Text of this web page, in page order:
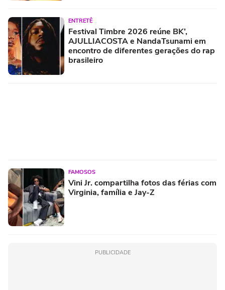
ENTRETÊ
Festival Timbre 2026 reúne BK’,
AJULLIACOSTA e NandaTsunami em
encontro de diferentes gerações do rap
brasileiro
FAMOSOS
Vini Jr. compartilha fotos das férias com
Virginia, família e Jay-Z
PUBLICIDADE